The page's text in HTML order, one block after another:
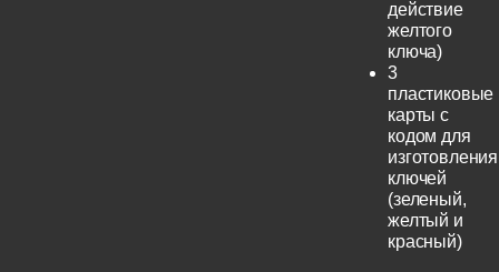
действие
желтого
ключа)
3
пластиковые
карты с
кодом для
изготовления
ключей
(зеленый,
желтый и
красный)